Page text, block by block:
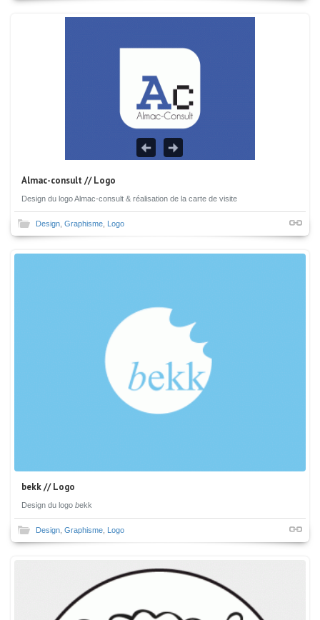
Almac-consult // Logo
Design du logo Almac-consult & réalisation de la carte de visite
Design, Graphisme, Logo
bekk // Logo
Design du logo bekk
Design, Graphisme, Logo